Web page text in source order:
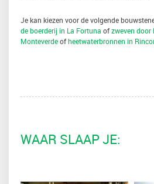
Je kan kiezen voor de volgende
de boerderij in La Fortuna ofzweven door
Monteverdeofheetwaterbronnen in
WAAR SLAAP JE: